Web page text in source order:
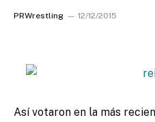
PRWrestling 12/12/2015
Así votaron en la más